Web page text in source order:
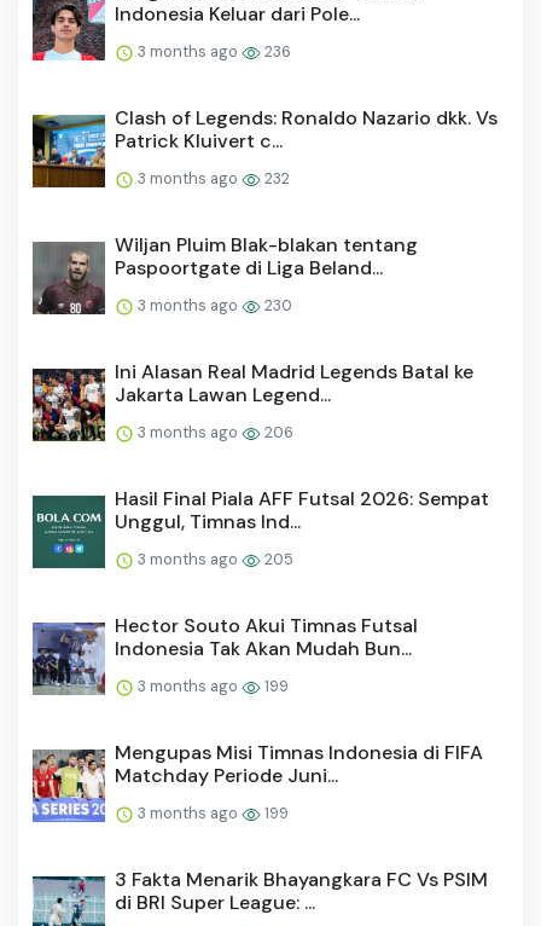
Indonesia Keluar dari Pole...
3 months ago 236
Clash of Legends: Ronaldo Nazario dkk. Vs
Patrick Kluivert c...
3 months ago 232
Wiljan Pluim Blak-blakan tentang
Paspoortgate di Liga Beland...
3 months ago 230
Ini Alasan Real Madrid Legends Batal ke
Jakarta Lawan Legend...
3 months ago 206
Hasil Final Piala AFF Futsal 2026: Sempat
Unggul, Timnas Ind...
3 months ago 205
Hector Souto Akui Timnas Futsal
Indonesia Tak Akan Mudah Bun...
3 months ago 199
Mengupas Misi Timnas Indonesia di FIFA
Matchday Periode Juni...
3 months ago 199
3 Fakta Menarik Bhayangkara FC Vs PSIM
di BRI Super League: ...